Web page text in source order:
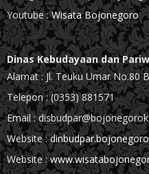
Youtube :Wisata Bojonegoro
Dinas Kebudayaan dan
Alamat : Jl. Teuku Umar No.80
Telepon : (0353) 881571
Email :
Website :
Website :